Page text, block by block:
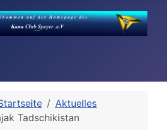
Aktuelles
Tadschikistan